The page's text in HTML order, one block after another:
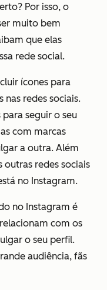
Por isso, o
muito bem
que elas
rede social.
ícones para
redes sociais.
para seguir o seu
com marcas
a outra. Além
outras redes sociais
no Instagram.
no Instagram é
com os
o seu perfil.
audiência, fãs